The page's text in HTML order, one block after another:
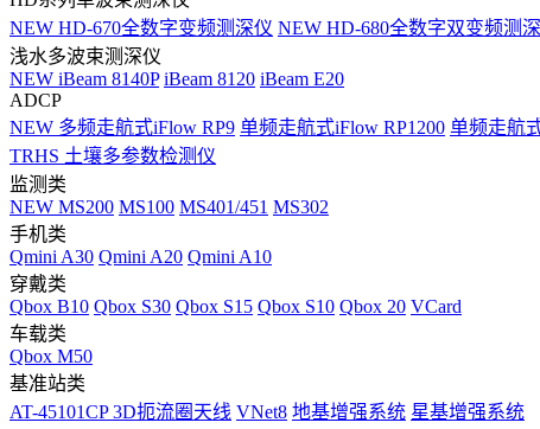
NEW HD-670全数字变频测深仪 NEW HD-680全数字双变频测
浅水多波束测深仪
NEW iBeam 8140P iBeam 8120 iBeam E20
ADCP
NEW 多频走航式iFlow RP9 单频走航式iFlow RP1200 单频走航
TRHS 土壤多参数检测仪
监测类
NEW MS200 MS100 MS401/451 MS302
手机类
Qmini A30 Qmini A20 Qmini A10
穿戴类
Qbox B10 Qbox S30 Qbox S15 Qbox S10 Qbox 20 VCard
车载类
Qbox M50
基准站类
AT-45101CP 3D扼流圈天线 VNet8 地基增强系统 星基增强系统